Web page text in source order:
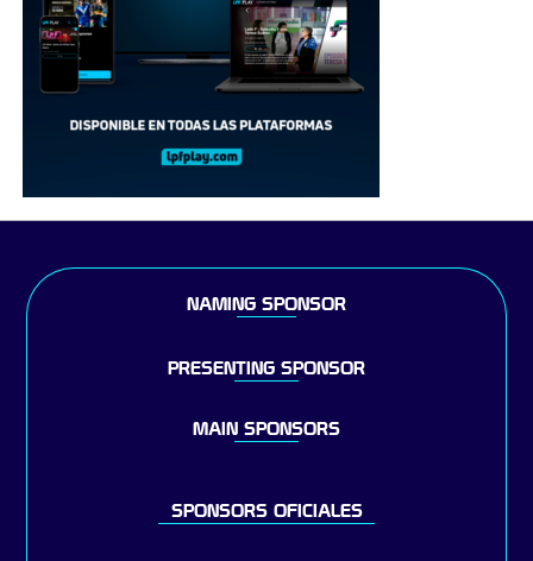
NAMING SPONSOR
PRESENTING SPONSOR
MAIN SPONSORS
SPONSORS OFICIALES